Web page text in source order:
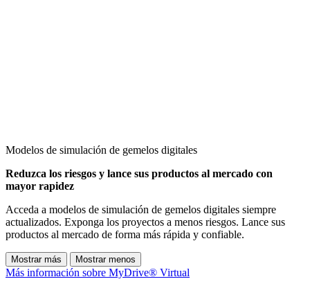
Modelos de simulación de gemelos digitales
Reduzca los riesgos y lance sus productos al mercado con
mayor rapidez
Acceda a modelos de simulación de gemelos digitales siempre
actualizados. Exponga los proyectos a menos riesgos. Lance sus
productos al mercado de forma más rápida y confiable.
Mostrar más Mostrar menos
Más información sobre MyDrive® Virtual